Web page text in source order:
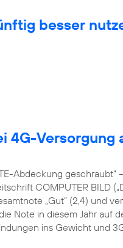
besser
4G-Versorgung
Abdeckung geschraubt“
COMPUTER BILD
„Gut“ (2,4) und
Note in diesem Jahr auf
ins Gewicht und